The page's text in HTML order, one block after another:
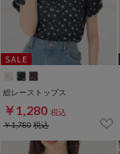
総レーストップス
￥1,280 税込
￥1,780税込